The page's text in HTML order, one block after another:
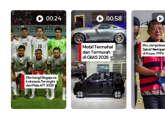
00:24 00:58